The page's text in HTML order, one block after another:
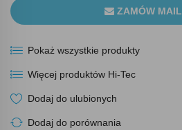
ZAMÓW
Pokaż wszystkie produkty
Więcej produktów Hi-Tec
Dodaj do ulubionych
Dodaj do porównania